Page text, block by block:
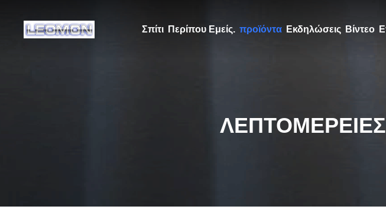
Σπίτι Περίπου Εμείς. προϊόντα Εκδηλώσεις Βίντεο